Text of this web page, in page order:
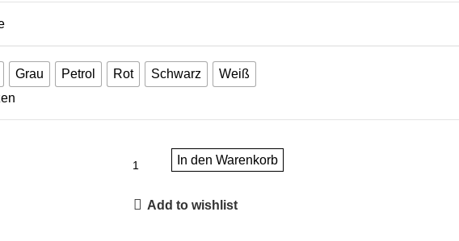
Grau Petrol Rot Schwarz
Weiß
In den Warenkorb
Add to wishlist